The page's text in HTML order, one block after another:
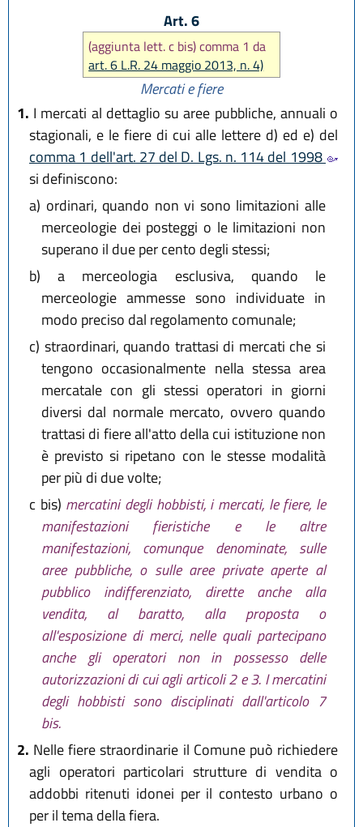
Art. 6
(aggiunta lett. c bis) comma 1 da
art. 6 L.R. 24 maggio 2013, n. 4)
Mercati e fiere
1. I mercati al dettaglio su aree pubbliche, annuali o
stagionali, e le fiere di cui alle lettere d) ed e) del
comma 1 dell'art. 27 del D. Lgs. n. 114 del 1998
si definiscono:
a) ordinari, quando non vi sono limitazioni alle
merceologie dei posteggi o le limitazioni non
superano il due per cento degli stessi;
b) a merceologia esclusiva, quando le
merceologie ammesse sono individuate in
modo preciso dal regolamento comunale;
c) straordinari, quando trattasi di mercati che si
tengono occasionalmente nella stessa area
mercatale con gli stessi operatori in giorni
diversi dal normale mercato, ovvero quando
trattasi di fiere all'atto della cui istituzione non
è previsto si ripetano con le stesse modalità
per più di due volte;
c bis) mercatini degli hobbisti, i mercati, le fiere, le
manifestazioni fieristiche e le altre
manifestazioni, comunque denominate, sulle
aree pubbliche, o sulle aree private aperte al
pubblico indifferenziato, dirette anche alla
vendita, al baratto, alla proposta o
all'esposizione di merci, nelle quali partecipano
anche gli operatori non in possesso delle
autorizzazioni di cui agli articoli 2 e 3. I mercatini
degli hobbisti sono disciplinati dall'articolo 7
bis.
2. Nelle fiere straordinarie il Comune può richiedere
agli operatori particolari strutture di vendita o
addobbi ritenuti idonei per il contesto urbano o
per il tema della fiera.